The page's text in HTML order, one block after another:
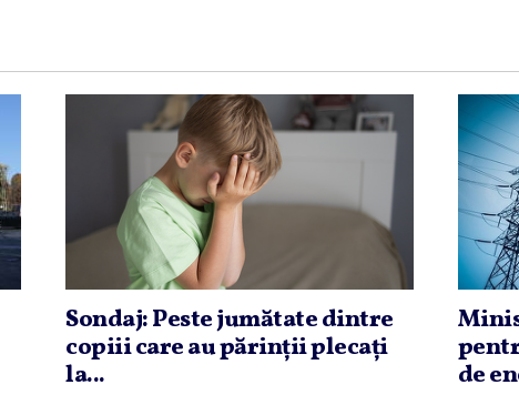
Sondaj: Peste jumătate dintre
copiii care au părinţii plecaţi
la...
de